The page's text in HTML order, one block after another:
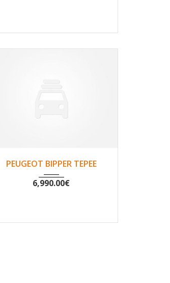
2010 Non 108044
PEUGEOT BIPPER TEPEE
6,990.00€